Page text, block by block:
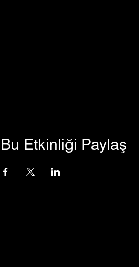
Bu Etkinliği Paylaş